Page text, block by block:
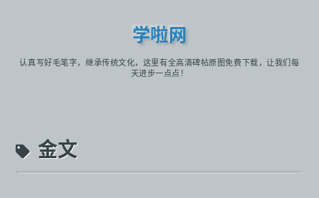
学啦网
认真写好毛笔字，继承传统文化，这里有全高清碑帖原图免费下载，让我们每
天进步一点点！
金文